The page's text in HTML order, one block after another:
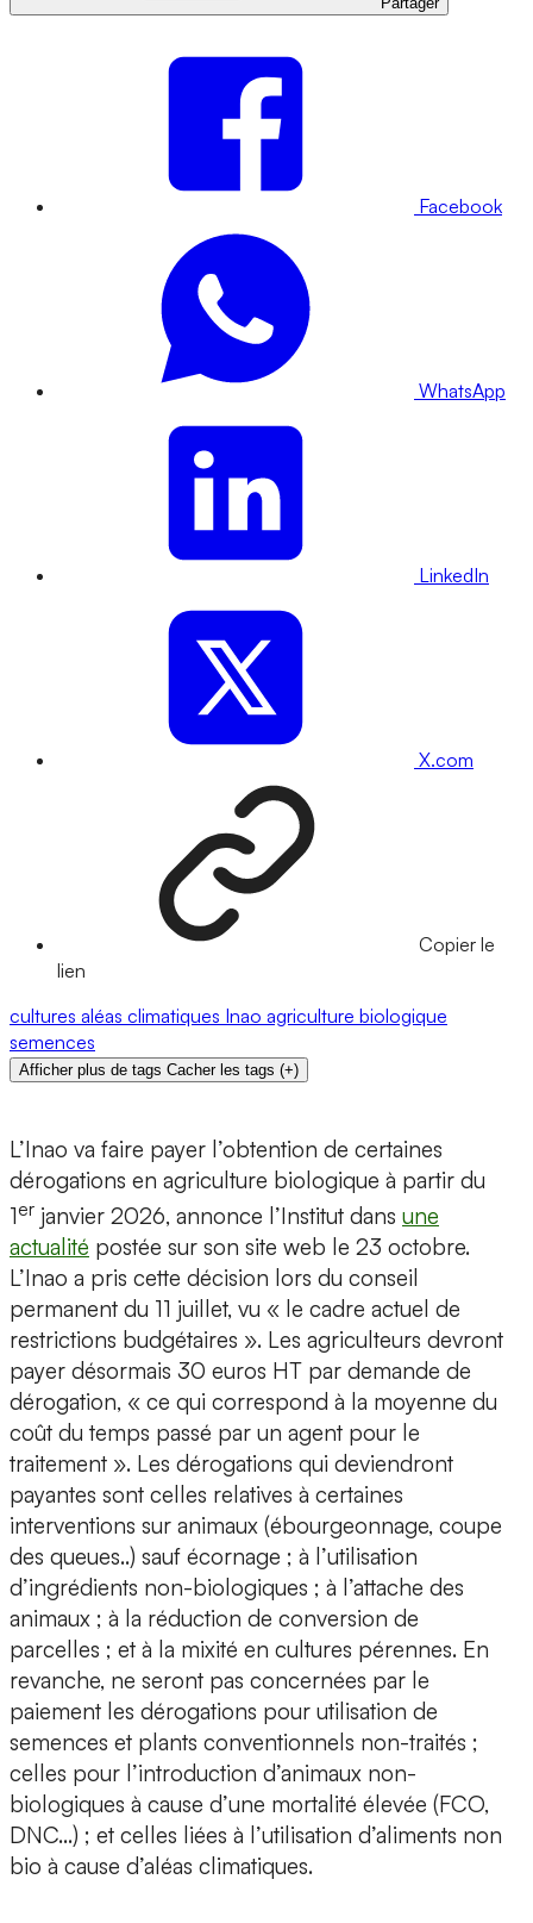
Facebook
WhatsApp
LinkedIn
X.com
Copier le
lien
cultures aléas climatiques Inao agriculture biologique
semences
Afficher plus de tags Cacher les tags (+)
L’Inao va faire payer l’obtention de certaines
dérogations en agriculture biologique à partir du
1er janvier 2026, annonce l’Institut dans une
actualité postée sur son site web le 23 octobre.
L’Inao a pris cette décision lors du conseil
permanent du 11 juillet, vu « le cadre actuel de
restrictions budgétaires ». Les agriculteurs devront
payer désormais 30 euros HT par demande de
dérogation, « ce qui correspond à la moyenne du
coût du temps passé par un agent pour le
traitement ». Les dérogations qui deviendront
payantes sont celles relatives à certaines
interventions sur animaux (ébourgeonnage, coupe
des queues..) sauf écornage ; à l’utilisation
d’ingrédients non-biologiques ; à l’attache des
animaux ; à la réduction de conversion de
parcelles ; et à la mixité en cultures pérennes. En
revanche, ne seront pas concernées par le
paiement les dérogations pour utilisation de
semences et plants conventionnels non-traités ;
celles pour l’introduction d’animaux non-
biologiques à cause d’une mortalité élevée (FCO,
DNC…) ; et celles liées à l’utilisation d’aliments non
bio à cause d’aléas climatiques.